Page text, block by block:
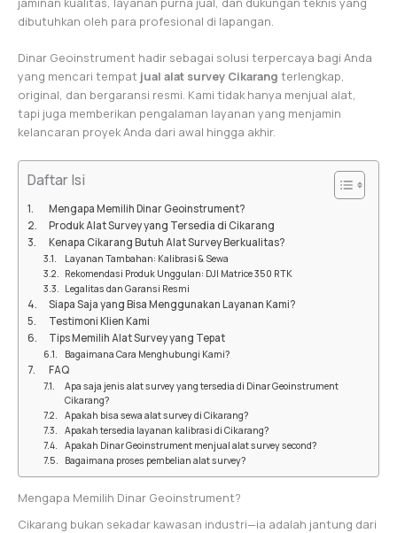
dibutuhkan oleh para profesional di lapangan.
Dinar Geoinstrument hadir sebagai solusi terpercaya bagi Anda
yang mencari tempat jual alat survey Cikarang terlengkap,
original, dan bergaransi resmi. Kami tidak hanya menjual alat,
tapi juga memberikan pengalaman layanan yang menjamin
kelancaran proyek Anda dari awal hingga akhir.
Daftar Isi
Mengapa Memilih Dinar Geoinstrument?
Produk Alat Survey yang Tersedia di Cikarang
Kenapa Cikarang Butuh Alat Survey Berkualitas?
Layanan Tambahan: Kalibrasi & Sewa
Rekomendasi Produk Unggulan: DJI Matrice 350 RTK
Legalitas dan Garansi Resmi
Siapa Saja yang Bisa Menggunakan Layanan Kami?
Testimoni Klien Kami
Tips Memilih Alat Survey yang Tepat
Bagaimana Cara Menghubungi Kami?
FAQ
Apa saja jenis alat survey yang tersedia di Dinar Geoinstrument
Cikarang?
Apakah bisa sewa alat survey di Cikarang?
Apakah tersedia layanan kalibrasi di Cikarang?
Apakah Dinar Geoinstrument menjual alat survey second?
Bagaimana proses pembelian alat survey?
Mengapa Memilih Dinar Geoinstrument?
Cikarang bukan sekadar kawasan industri—ia adalah jantung dari